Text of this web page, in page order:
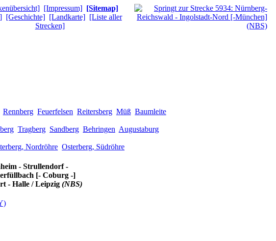
[Impressum] [Sitemap]
[Geschichte] [Landkarte] [Liste aller
Strecken]
Rennberg Feuerfelsen Reitersberg Müß Baumleite
Tragberg Sandberg Behringen Augustaburg
Nordröhre Osterberg, Südröhre
- Strullendorf -
[- Coburg -]
- Halle / Leipzig (NBS)